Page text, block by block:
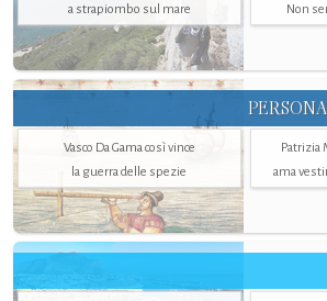
a strapiombo sul mare
Non
Vasco Da Gama così vince
la guerra delle spezie
Patrizia
ama